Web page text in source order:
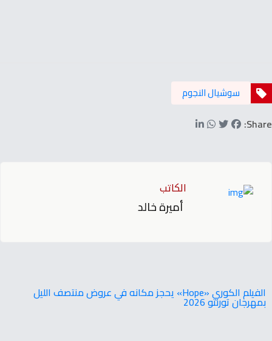
سوشيال النجوم
Share:
الكاتب
أميرة خالد
‬بمهرجان‭ ‬تورنتو ‭ ‬2026